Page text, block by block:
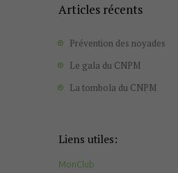
Articles récents
Prévention des noyades
Le gala du CNPM
La tombola du CNPM
Liens utiles:
MonClub